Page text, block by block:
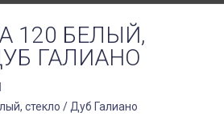
120 БЕЛЫЙ,
ГАЛИАНО
стекло / Дуб Галиано